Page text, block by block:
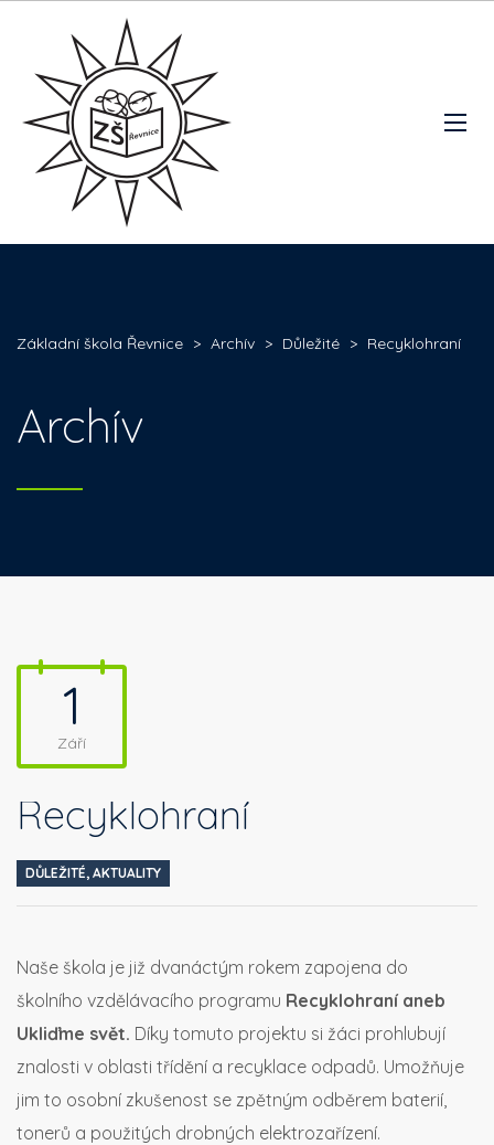
Základní škola Řevnice > Archív > Důležité > Recyklohraní
Archív
1
Září
Recyklohraní
DŮLEŽITÉ, AKTUALITY
Naše škola je již dvanáctým rokem zapojena do
školního vzdělávacího programu Recyklohraní aneb
Ukliďme svět. Díky tomuto projektu si žáci prohlubují
znalosti v oblasti třídění a recyklace odpadů. Umožňuje
jim to osobní zkušenost se zpětným odběrem baterií,
tonerů a použitých drobných elektrozařízení.